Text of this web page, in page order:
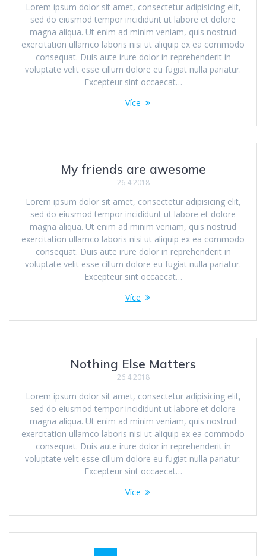
Lorem ipsum dolor sit amet, consectetur adipisicing elit,
sed do eiusmod tempor incididunt ut labore et dolore
magna aliqua. Ut enim ad minim veniam, quis nostrud
exercitation ullamco laboris nisi ut aliquip ex ea commodo
consequat. Duis aute irure dolor in reprehenderit in
voluptate velit esse cillum dolore eu fugiat nulla pariatur.
Excepteur sint occaecat…
Více
My friends are awesome
26.4.2018
Lorem ipsum dolor sit amet, consectetur adipisicing elit,
sed do eiusmod tempor incididunt ut labore et dolore
magna aliqua. Ut enim ad minim veniam, quis nostrud
exercitation ullamco laboris nisi ut aliquip ex ea commodo
consequat. Duis aute irure dolor in reprehenderit in
voluptate velit esse cillum dolore eu fugiat nulla pariatur.
Excepteur sint occaecat…
Více
Nothing Else Matters
26.4.2018
Lorem ipsum dolor sit amet, consectetur adipisicing elit,
sed do eiusmod tempor incididunt ut labore et dolore
magna aliqua. Ut enim ad minim veniam, quis nostrud
exercitation ullamco laboris nisi ut aliquip ex ea commodo
consequat. Duis aute irure dolor in reprehenderit in
voluptate velit esse cillum dolore eu fugiat nulla pariatur.
Excepteur sint occaecat…
Více
Příspěvek